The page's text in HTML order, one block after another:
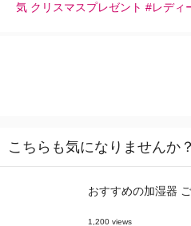
気 クリスマスプレゼント #レディ
こちらも気になりませんか？
おすすめの加湿器
1,200 views